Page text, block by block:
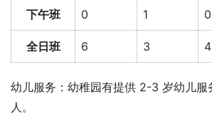
下午班 0 1 0
全日班 6 3 4
幼儿服务：幼稚园有提供 2-3 岁幼儿服
人。